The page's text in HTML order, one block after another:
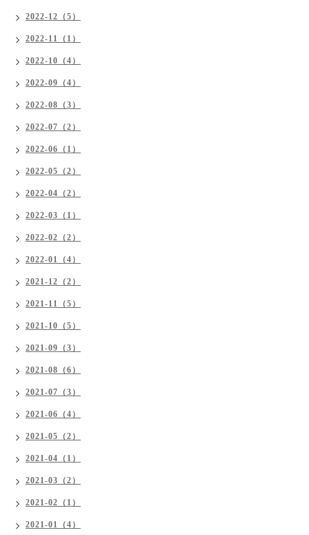
2022-12（5）
2022-11（1）
2022-10（4）
2022-09（4）
2022-08（3）
2022-07（2）
2022-06（1）
2022-05（2）
2022-04（2）
2022-03（1）
2022-02（2）
2022-01（4）
2021-12（2）
2021-11（5）
2021-10（5）
2021-09（3）
2021-08（6）
2021-07（3）
2021-06（4）
2021-05（2）
2021-04（1）
2021-03（2）
2021-02（1）
2021-01（4）